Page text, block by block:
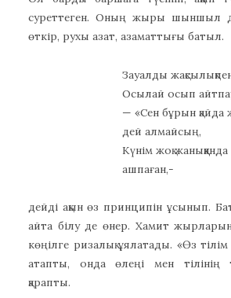
суреттеген. Оның жыры шыншыл
өткір, рухы азат, азаматтығы батыл.
Зауалды
Осылай осып
— «Сен бұрын қайда
дей алмайсың,
Күнім жоқ жаныққанда
ашпаған,-
дейді ақын өз принципін ұсынып.
айта білу де өнер. Хамит
көңілге ризалық ұялатады. «Өз
атапты, онда өлеңі мен тілінің
қарапты.